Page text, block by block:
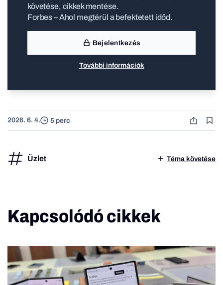
követése, cikkek mentése.
Forbes – Ahol megtérül a befektetett időd.
Bejelentkezés
További információk
2026. 6. 4. 5 perc
Üzlet Téma követése
Kapcsolódó cikkek